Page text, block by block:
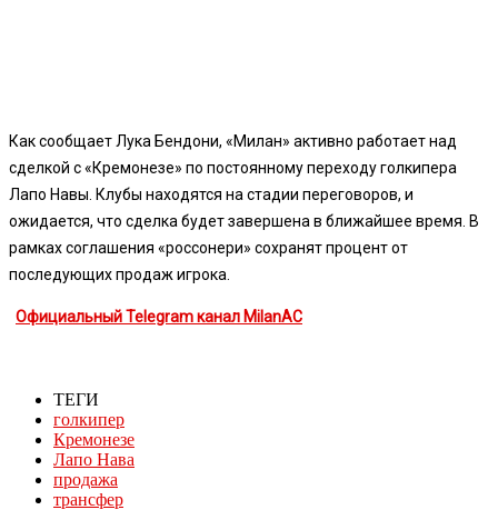
Как сообщает Лука Бендони, «Милан» активно работает над
сделкой с «Кремонезе» по постоянному переходу голкипера
Лапо Навы. Клубы находятся на стадии переговоров, и
ожидается, что сделка будет завершена в ближайшее время. В
рамках соглашения «россонери» сохранят процент от
последующих продаж игрока.
Официальный Telegram канал MilanAC
ТЕГИ
голкипер
Кремонезе
Лапо Нава
продажа
трансфер